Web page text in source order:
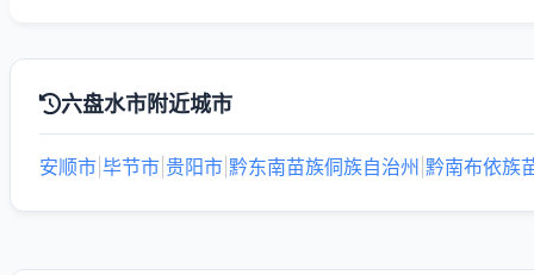
六盘水市附近城市
安顺市 毕节市 贵阳市 黔东南苗族侗族自治州 黔南布依族